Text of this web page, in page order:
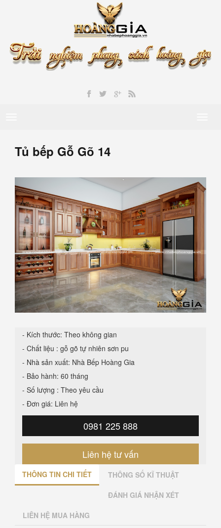
Tủ bếp Gỗ Gõ 14
- Kích thước: Theo không gian
- Chất liệu : gỗ gõ tự nhiên sơn pu
- Nhà sản xuất: Nhà Bếp Hoàng Gia
- Bảo hành: 60 tháng
- Số lượng : Theo yêu cầu
- Đơn giá: Liên hệ
0981 225 888
Liên hệ tư vấn
THÔNG TIN CHI TIẾT THÔNG SỐ KĨ THUẬT
ĐÁNH GIÁ NHẬN XÉT
LIÊN HỆ MUA HÀNG